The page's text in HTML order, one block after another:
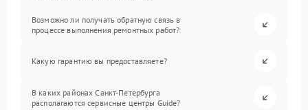
Возможно ли получать обратную связь в
процессе выполнения ремонтных работ?
Какую гарантию вы предоставляете?
В каких районах Санкт-Петербурга
располагаются сервисные центры Guide?